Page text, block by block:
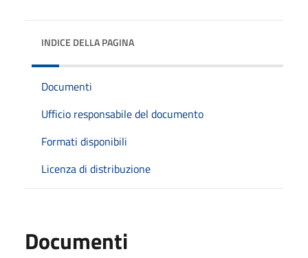
INDICE DELLA PAGINA
Documenti
Ufficio responsabile del documento
Formati disponibili
Licenza di distribuzione
Documenti